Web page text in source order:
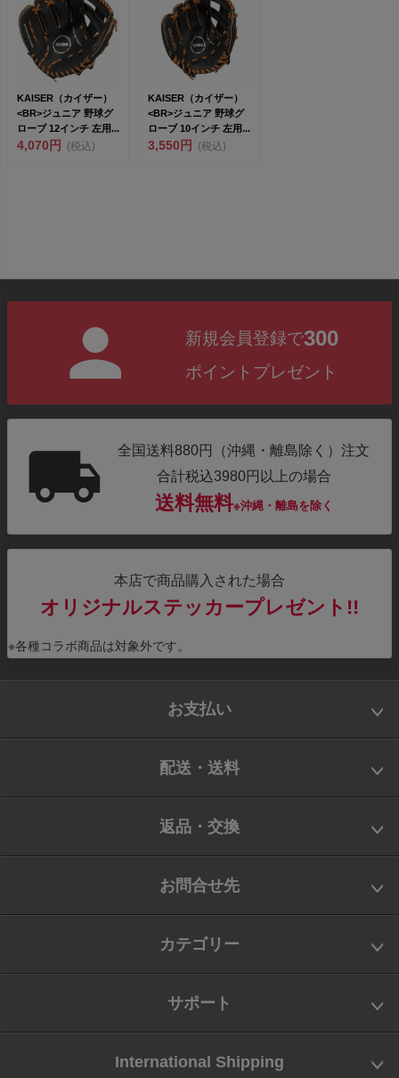
KAISER（カイザー）
<BR>ジュニア 野球グ
ローブ 12インチ 左用...
4,070円 (税込)
KAISER（カイザー）
<BR>ジュニア 野球グ
ローブ 10インチ 左用...
3,550円 (税込)
新規会員登録で300
ポイントプレゼント
全国送料880円（沖縄・離島除く）注文
合計税込3980円以上の場合
送料無料※沖縄・離島を除く
本店で商品購入された場合
オリジナルステッカープレゼント!!
※各種コラボ商品は対象外です。
お支払い
配送・送料
返品・交換
お問合せ先
カテゴリー
サポート
International Shipping